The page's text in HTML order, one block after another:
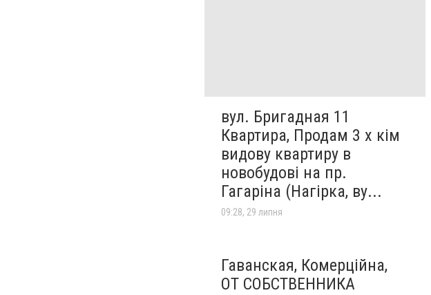
вул. Бригадная 11
Квартира, Продам 3 х кім
видову квартиру в
новобудові на пр.
Гагаріна (Нагірка, ву...
09:28, 29 липня
Гаванская, Комерційна,
ОТ СОБСТВЕННИКА